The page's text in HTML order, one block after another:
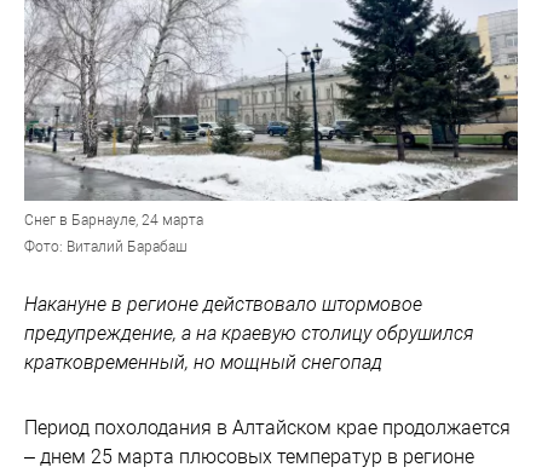
Снег в Барнауле, 24 марта
Фото: Виталий Барабаш
Накануне в регионе действовало штормовое
предупреждение, а на краевую столицу обрушился
кратковременный, но мощный снегопад
Период похолодания в Алтайском крае продолжается
– днем 25 марта плюсовых температур в регионе